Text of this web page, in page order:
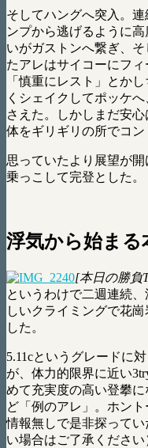
そしてハングへ突入。
ンプから逃げるように
いがガストンへ繋ぎ、
たアレはサイコーにフ
「慎重にレスト」とか
くシェイクしてポッケ
さえた。しかしまだ安
体をギリギリの所でコン
思っていたより展望が
乗っこして完登とした。
浮気から始まる
[本日の勝負
というわけで二週連続
しいクライミングで花
した。
5.11cというグレードに
が、体力的限界に近い
めて充実度の高い登攀
ど「例のアレ」。ホン
情報無しで是非探って
い場合はご了承ください